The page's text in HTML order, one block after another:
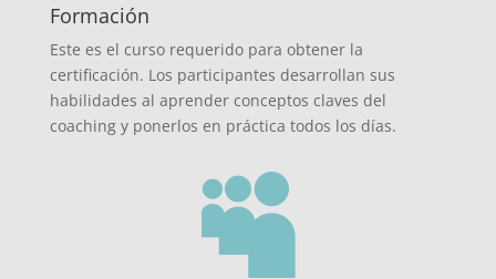
Formación
Este es el curso requerido para obtener la
certificación. Los participantes desarrollan sus
habilidades al aprender conceptos claves del
coaching y ponerlos en práctica todos los días.
